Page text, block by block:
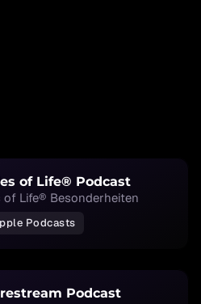
of Life® Podcast
of Life® Besonderheiten
Podcasts
Podcast